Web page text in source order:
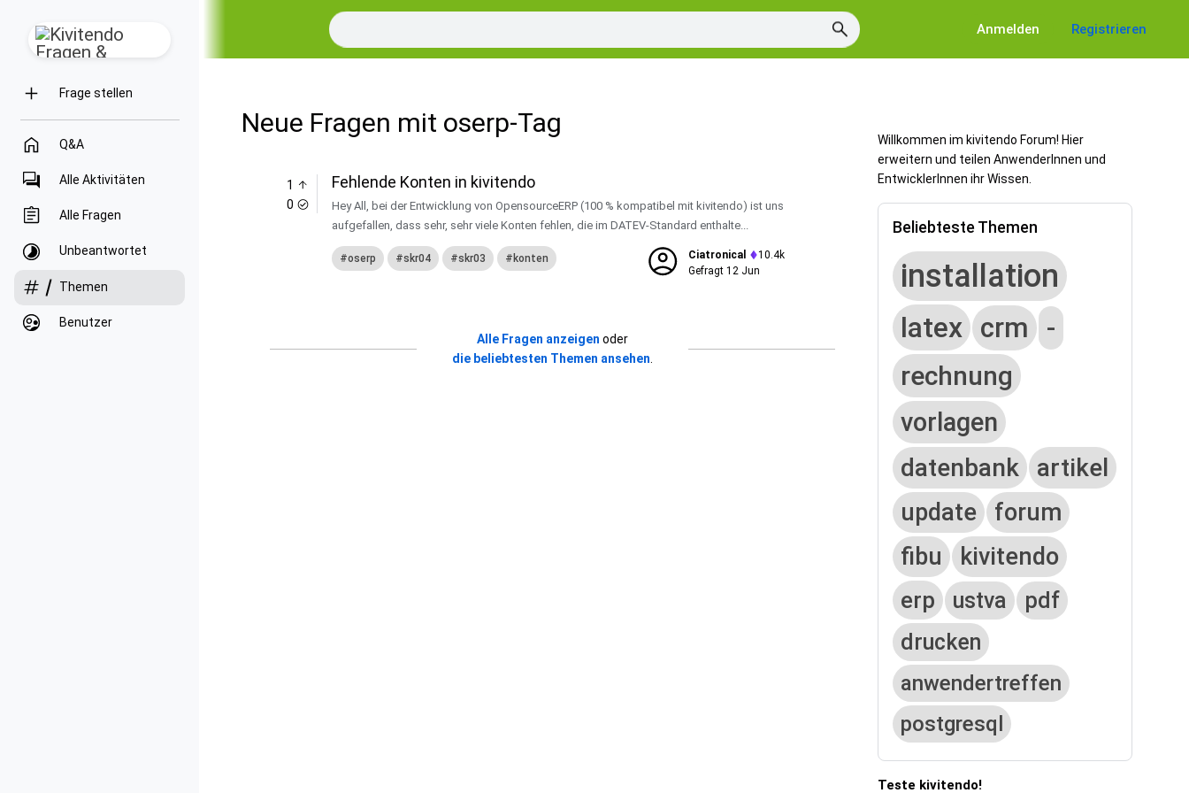
Anmelden Registrieren
Frage stellen
Q&A
Alle Aktivitäten
Alle Fragen
Unbeantwortet
Themen
Benutzer
Neue Fragen mit oserp-Tag
1
0
Fehlende Konten in kivitendo
Hey All, bei der Entwicklung von OpensourceERP (100 % kompatibel mit kivitendo) ist uns
aufgefallen, dass sehr, sehr viele Konten fehlen, die im DATEV-Standard enthalte...
Ciatronical
10.4k
Gefragt 12 Jun
oserp skr04 skr03 konten
Alle Fragen anzeigen oder
die beliebtesten Themen ansehen
Willkommen im kivitendo Forum! Hier
erweitern und teilen AnwenderInnen und
EntwicklerInnen ihr Wissen.
Beliebteste Themen
installation
latex crm
-
rechnung
vorlagen
datenbank artikel
update
forum
fibu
kivitendo
erp ustva
pdf
drucken
anwendertreffen
postgresql
Teste kivitendo!